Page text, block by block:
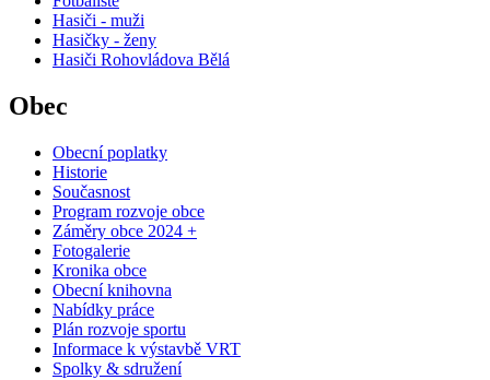
Hasiči - muži
Hasičky - ženy
Hasiči Rohovládova Bělá
Obec
Obecní poplatky
Historie
Současnost
Program rozvoje obce
Záměry obce 2024 +
Fotogalerie
Kronika obce
Obecní knihovna
Nabídky práce
Plán rozvoje sportu
Informace k výstavbě VRT
Spolky & sdružení